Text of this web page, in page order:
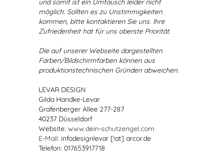
und somit ist ein Umtausch leider nicht
möglich. Sollten es zu Unstimmigkeiten
kommen, bitte kontaktieren Sie uns. Ihre
Zufriedenheit hat für uns oberste Priorität.
Die auf unserer Webseite dargestellten
Farben/Bildschirmfarben können aus
produktionstechnischen Gründen abweichen.
LEVAR DESIGN
Gilda Handke-Levar
Grafenberger Allee 277-287
40237 Düsseldorf
Website: www.dein-schutzengel.com
E-Mail: infodesignlevar [!at] arcor.de
Telefon: 017653917718